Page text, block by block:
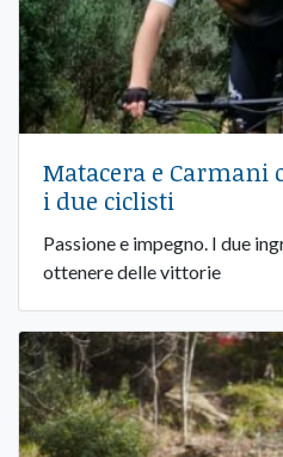
Matacera e
i due ciclisti
Passione e impegno. I due
ottenere delle vittorie